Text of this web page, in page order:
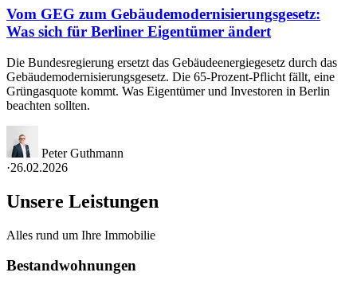
Vom GEG zum Gebäudemodernisierungsgesetz:
Was sich für Berliner Eigentümer ändert
Die Bundesregierung ersetzt das Gebäudeenergiegesetz durch das
Gebäudemodernisierungsgesetz. Die 65-Prozent-Pflicht fällt, eine
Grüngasquote kommt. Was Eigentümer und Investoren in Berlin
beachten sollten.
Peter Guthmann
·26.02.2026
Unsere Leistungen
Alles rund um Ihre Immobilie
Bestandwohnungen